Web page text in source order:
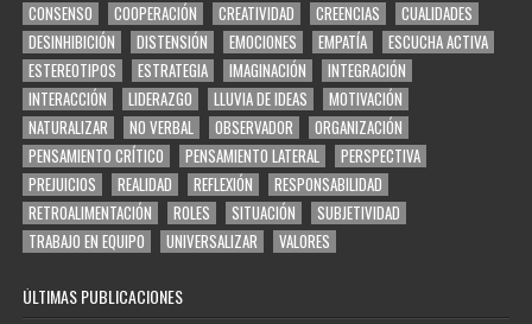
CONSENSO
COOPERACIÓN CREATIVIDAD CREENCIAS
CUALIDADES
DESINHIBICIÓN
DISTENSIÓN EMOCIONES EMPATÍA
ESCUCHA ACTIVA
ESTEREOTIPOS
ESTRATEGIA IMAGINACIÓN
INTEGRACIÓN
INTERACCIÓN
LIDERAZGO LLUVIA DE IDEAS
MOTIVACIÓN
NATURALIZAR
NO VERBAL OBSERVADOR
ORGANIZACIÓN
PENSAMIENTO CRÍTICO
PENSAMIENTO LATERAL
PERSPECTIVA
PREJUICIOS
REALIDAD REFLEXIÓN
RESPONSABILIDAD
RETROALIMENTACIÓN
ROLES SITUACIÓN
SUBJETIVIDAD
TRABAJO EN EQUIPO
UNIVERSALIZAR VALORES
ÚLTIMAS PUBLICACIONES